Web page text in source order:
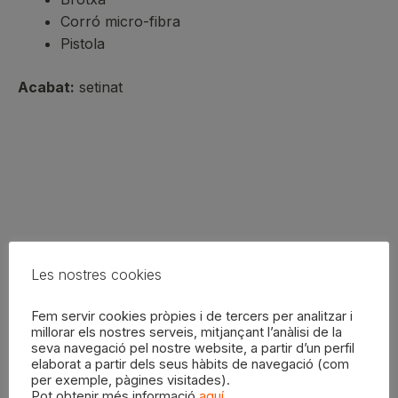
Corró micro-fibra
Pistola
Acabat: setinat
Productes relacionats
Aquest
producte
té
Les nostres cookies
Fem servir cookies pròpies i de tercers per analitzar i
millorar els nostres serveis, mitjançant l’anàlisi de la
seva navegació pel nostre website, a partir d’un perfil
elaborat a partir dels seus hàbits de navegació (com
per exemple, pàgines visitades).